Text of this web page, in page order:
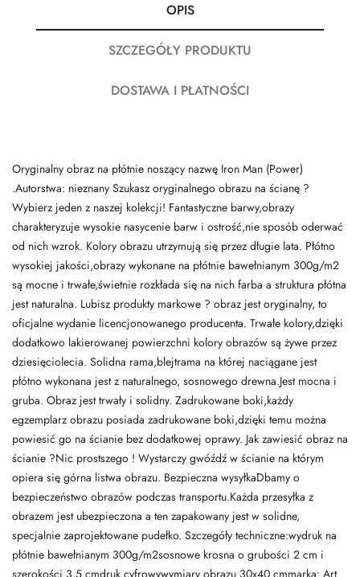
OPIS
SZCZEGÓŁY PRODUKTU
DOSTAWA I PŁATNOŚCI
Oryginalny obraz na płótnie noszący nazwę Iron Man (Power)
.Autorstwa: nieznany Szukasz oryginalnego obrazu na ścianę ?
Wybierz jeden z naszej kolekcji! Fantastyczne barwy,obrazy
charakteryzuje wysokie nasycenie barw i ostrość,nie sposób oderwać
od nich wzrok. Kolory obrazu utrzymują się przez długie lata. Płótno
wysokiej jakości,obrazy wykonane na płótnie bawełnianym 300g/m2
są mocne i trwałe,świetnie rozkłada się na nich farba a struktura płótna
jest naturalna. Lubisz produkty markowe ? obraz jest oryginalny, to
oficjalne wydanie licencjonowanego producenta. Trwałe kolory,dzięki
dodatkowo lakierowanej powierzchni kolory obrazów są żywe przez
dziesięciolecia. Solidna rama,blejtrama na której naciągane jest
płótno wykonana jest z naturalnego, sosnowego drewna.Jest mocna i
gruba. Obraz jest trwały i solidny. Zadrukowane boki,każdy
egzemplarz obrazu posiada zadrukowane boki,dzięki temu można
powiesić go na ścianie bez dodatkowej oprawy. Jak zawiesić obraz na
ścianie ?Nic prostszego ! Wystarczy gwóźdź w ścianie na którym
opiera się górna listwa obrazu. Bezpieczna wysyłkaDbamy o
bezpieczeństwo obrazów podczas transportu.Każda przesyłka z
obrazem jest ubezpieczona a ten zapakowany jest w solidne,
specjalnie zaprojektowane pudełko. Szczegóły techniczne:wydruk na
płótnie bawełnianym 300g/m2sosnowe krosna o grubości 2 cm i